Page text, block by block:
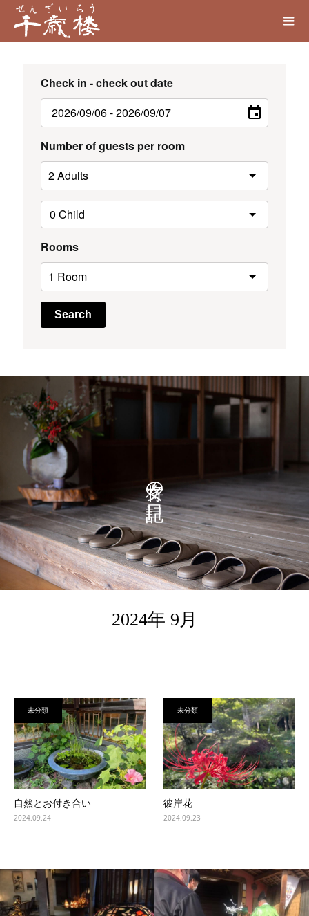
Check in - check out date
Number of guests per room
Rooms
Search
女将の日記
2024年 9月
未分類
自然とお付き合い
2024.09.24
未分類
彼岸花
2024.09.23